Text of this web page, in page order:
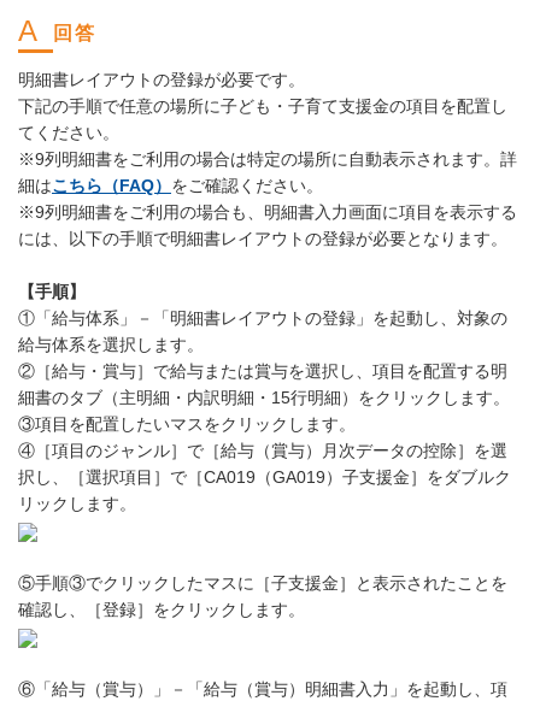
明細書レイアウトの登録が必要です。
下記の手順で任意の場所に子ども・子育て支援金の項目を配置し
てください。
※9列明細書をご利用の場合は特定の場所に自動表示されます。詳
細はこちら（FAQ） をご確認ください。
※9列明細書をご利用の場合も、明細書入力画面に項目を表示する
には、以下の手順で明細書レイアウトの登録が必要となります。
【手順】
①「給与体系」－「明細書レイアウトの登録」を起動し、対象の
給与体系を選択します。
②［給与・賞与］で給与または賞与を選択し、項目を配置する明
細書のタブ（主明細・内訳明細・15行明細）をクリックします。
③項目を配置したいマスをクリックします。
④［項目のジャンル］で［給与（賞与）月次データの控除］を選
択し、［選択項目］で［CA019（GA019）子支援金］をダブルク
リックします。
⑤手順③でクリックしたマスに［子支援金］と表示されたことを
確認し、［登録］をクリックします。
⑥「給与（賞与）」－「給与（賞与）明細書入力」を起動し、項